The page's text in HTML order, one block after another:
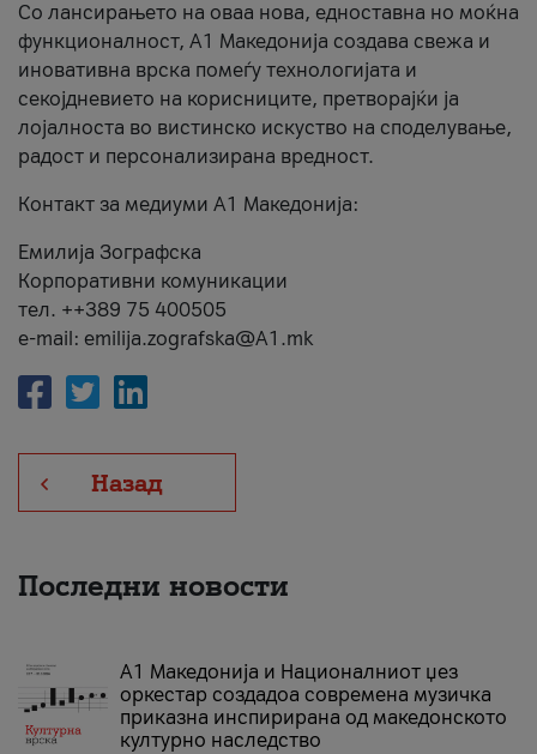
Со лансирањето на оваа нова, едноставна но моќна
функционалност, А1 Македонија создава свежа и
иновативна врска помеѓу технологијата и
секојдневието на корисниците, претворајќи ја
лојалноста во вистинско искуство на споделување,
радост и персонализирана вредност.
Контакт за медиуми А1 Македонија:
Емилија Зографска
Корпоративни комуникации
тел. ++389 75 400505
e-mail: emilija.zografska@A1.mk
Назад
Последни новости
А1 Македонија и Националниот џез
оркестар создадоа современа музичка
приказна инспирирана од македонското
културно наследство